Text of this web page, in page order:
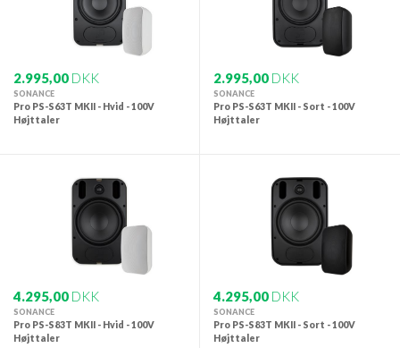
2.995,00 DKK
SONANCE
Pro PS-S63T MKII - Hvid - 100V
Højttaler
2.995,00 DKK
SONANCE
Pro PS-S63T MKII - Sort - 100V
Højttaler
4.295,00 DKK
SONANCE
Pro PS-S83T MKII - Hvid - 100V
Højttaler
4.295,00 DKK
SONANCE
Pro PS-S83T MKII - Sort - 100V
Højttaler